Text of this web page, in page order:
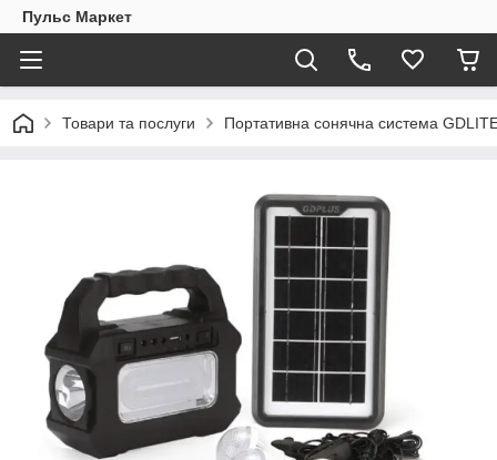
Пульс Маркет
Товари та послуги Портативна сонячна система